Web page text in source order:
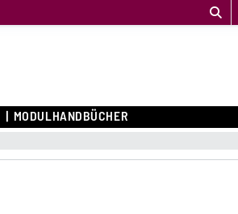
MODULHANDBÜCHER